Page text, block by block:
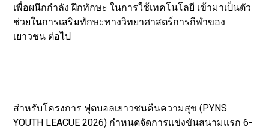
เพื่อผนึกกำลัง ฝึกทักษะ ในการใช้เทคโนโลยี เข้ามาเป็นตัว
ช่วยในการเสริมทักษะทางวิทยาศาสตร์การกีฬาของ
เยาวชน ต่อไป
สำหรับโครงการ ฟุตบอลเยาวชนคืนความสุข (PYNS
YOUTH LEACUE 2026) กำหนดจัดการแข่งขันสนามแรก 6-